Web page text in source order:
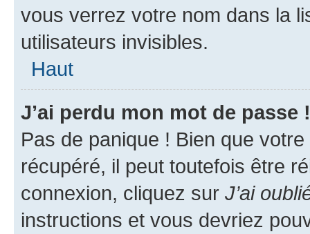
vous verrez votre nom dans la
utilisateurs invisibles.
Haut
J’ai perdu mon mot de passe !
Pas de panique ! Bien que
récupéré, il peut toutefois être
connexion, cliquez sur J’ai
instructions et vous devriez